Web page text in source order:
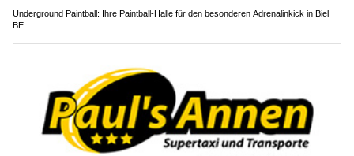
Underground Paintball: Ihre Paintball-Halle für den besonderen Adrenalinkick in Biel
BE